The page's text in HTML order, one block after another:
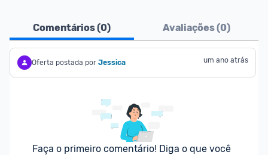
Comentários (0) Avaliações (0)
Oferta postada por Jessica um ano atrás
Faça o primeiro comentário! Diga o que você